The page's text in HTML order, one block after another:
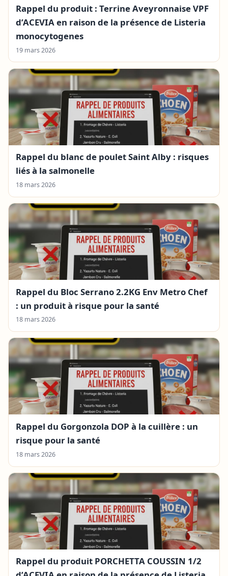
Rappel du produit : Terrine Aveyronnaise VPF
d’ACEVIA en raison de la présence de Listeria
monocytogenes
19 mars 2026
Rappel du blanc de poulet Saint Alby : risques
liés à la salmonelle
18 mars 2026
Rappel du Bloc Serrano 2.2KG Env Metro Chef
: un produit à risque pour la santé
18 mars 2026
Rappel du Gorgonzola DOP à la cuillère : un
risque pour la santé
18 mars 2026
Rappel du produit PORCHETTA COUSSIN 1/2